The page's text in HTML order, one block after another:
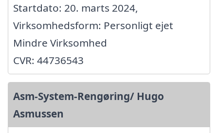
Startdato: 20. marts 2024,
Virksomhedsform: Personligt ejet
Mindre Virksomhed
CVR: 44736543
Asm-System-Rengøring/ Hugo
Asmussen